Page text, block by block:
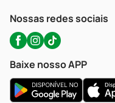
Nossas redes sociais
Baixe nosso APP